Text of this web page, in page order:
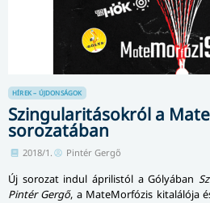
HÍREK – ÚJDONSÁGOK
Szingularitásokról a
sorozatában
2018/1. Pintér Gergő
Új sorozat indul áprilistól a Gólyában
Pintér Gergő, a MateMorfózis kitalálója